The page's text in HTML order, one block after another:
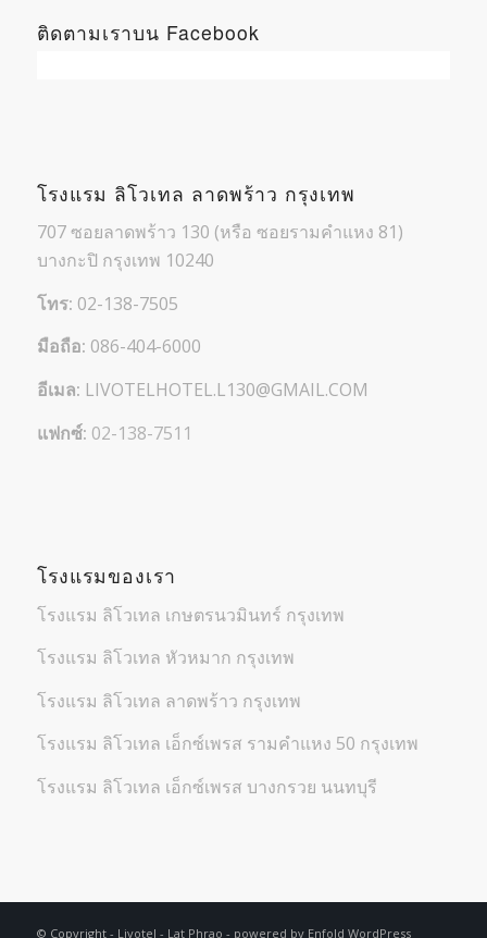
ติดตามเราบน Facebook
โรงแรม ลิโวเทล ลาดพร้าว กรุงเทพ
707 ซอยลาดพร้าว 130 (หรือ ซอยรามคำแหง 81)
บางกะปิ กรุงเทพ 10240
โทร: 02-138-7505
มือถือ: 086-404-6000
อีเมล: LIVOTELHOTEL.L130@GMAIL.COM
แฟกซ์: 02-138-7511
โรงแรมของเรา
โรงแรม ลิโวเทล เกษตรนวมินทร์ กรุงเทพ
โรงแรม ลิโวเทล หัวหมาก กรุงเทพ
โรงแรม ลิโวเทล ลาดพร้าว กรุงเทพ
โรงแรม ลิโวเทล เอ็กซ์เพรส รามคำแหง 50 กรุงเทพ
โรงแรม ลิโวเทล เอ็กซ์เพรส บางกรวย นนทบุรี
© Copyright - Livotel - Lat Phrao - powered by Enfold WordPress